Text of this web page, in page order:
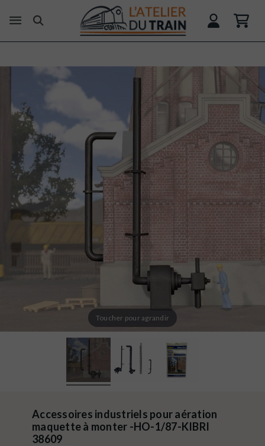
Toucher pour agrandir
Accessoires industriels pour aération
maquette à monter -HO-1/87-KIBRI
38609